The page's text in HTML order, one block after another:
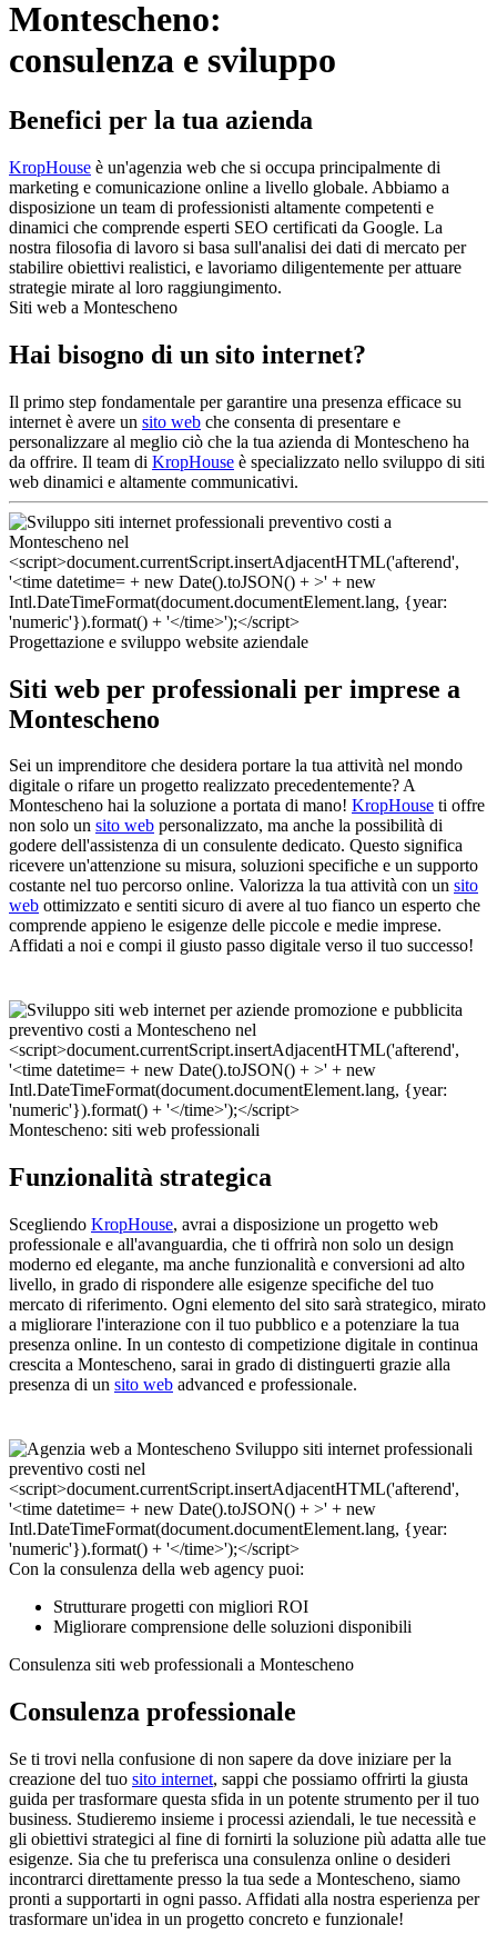
Montescheno:
consulenza e sviluppo
Benefici per la tua azienda
KropHouse è un'agenzia web che si occupa principalmente di
marketing e comunicazione online a livello globale. Abbiamo a
disposizione un team di professionisti altamente competenti e
dinamici che comprende esperti SEO certificati da Google. La
nostra filosofia di lavoro si basa sull'analisi dei dati di mercato per
stabilire obiettivi realistici, e lavoriamo diligentemente per attuare
strategie mirate al loro raggiungimento.
Siti web a Montescheno
Hai bisogno di un sito internet?
Il primo step fondamentale per garantire una presenza efficace su
internet è avere un sito web che consenta di presentare e
personalizzare al meglio ciò che la tua azienda di Montescheno ha
da offrire. Il team di KropHouse è specializzato nello sviluppo di siti
web dinamici e altamente communicativi.
Progettazione e sviluppo website aziendale
Siti web per professionali per imprese a
Montescheno
Sei un imprenditore che desidera portare la tua attività nel mondo
digitale o rifare un progetto realizzato precedentemente? A
Montescheno hai la soluzione a portata di mano! KropHouse ti offre
non solo un sito web personalizzato, ma anche la possibilità di
godere dell'assistenza di un consulente dedicato. Questo significa
ricevere un'attenzione su misura, soluzioni specifiche e un supporto
costante nel tuo percorso online. Valorizza la tua attività con un sito
web ottimizzato e sentiti sicuro di avere al tuo fianco un esperto che
comprende appieno le esigenze delle piccole e medie imprese.
Affidati a noi e compi il giusto passo digitale verso il tuo successo!
Montescheno: siti web professionali
Funzionalità strategica
Scegliendo KropHouse, avrai a disposizione un progetto web
professionale e all'avanguardia, che ti offrirà non solo un design
moderno ed elegante, ma anche funzionalità e conversioni ad alto
livello, in grado di rispondere alle esigenze specifiche del tuo
mercato di riferimento. Ogni elemento del sito sarà strategico, mirato
a migliorare l'interazione con il tuo pubblico e a potenziare la tua
presenza online. In un contesto di competizione digitale in continua
crescita a Montescheno, sarai in grado di distinguerti grazie alla
presenza di un sito web advanced e professionale.
Con la consulenza della web agency puoi:
Strutturare progetti con migliori ROI
Migliorare comprensione delle soluzioni disponibili
Consulenza siti web professionali a Montescheno
Consulenza professionale
Se ti trovi nella confusione di non sapere da dove iniziare per la
creazione del tuo sito internet, sappi che possiamo offrirti la giusta
guida per trasformare questa sfida in un potente strumento per il tuo
business. Studieremo insieme i processi aziendali, le tue necessità e
gli obiettivi strategici al fine di fornirti la soluzione più adatta alle tue
esigenze. Sia che tu preferisca una consulenza online o desideri
incontrarci direttamente presso la tua sede a Montescheno, siamo
pronti a supportarti in ogni passo. Affidati alla nostra esperienza per
trasformare un'idea in un progetto concreto e funzionale!